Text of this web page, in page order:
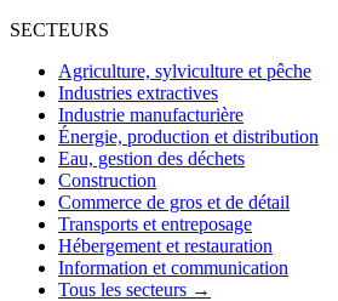
SECTEURS
Agriculture, sylviculture et pêche
Industries extractives
Industrie manufacturière
Énergie, production et distribution
Eau, gestion des déchets
Construction
Commerce de gros et de détail
Transports et entreposage
Hébergement et restauration
Information et communication
Tous les secteurs →